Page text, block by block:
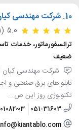
10. شرکت مهندسی
5.0 (1 نظر)
ترانسفورماتور، خدمات
ضعیف
تابلو های برق صنعتی و
تکنولوژی روز این ص...
051-31603